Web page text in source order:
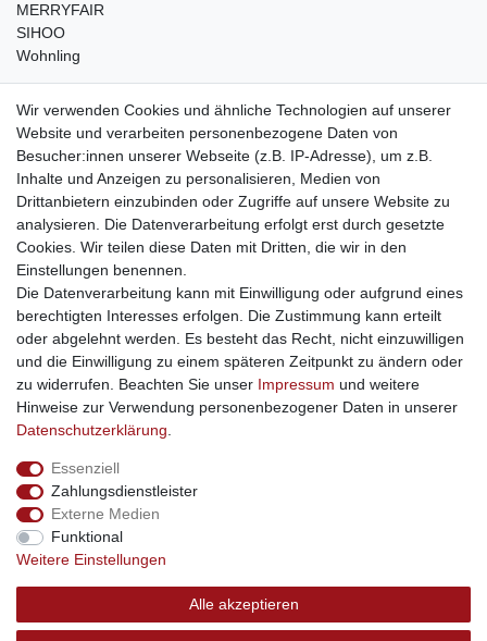
MERRYFAIR
SIHOO
Wohnling
weitere Shops
traumlampen- Lampen und Kronleuchter
kinderwagencenter- Exklusive und günstige Kinderwagen
gastrogeraete24- alles für Gastronomie und Imbiss
soziale Medien
Facebook
sicher einkaufen
Sichere Bestellung und Zahlung via SSL Verschlüsselung
Wir verwenden Cookies und ähnliche Technologien auf unserer
Website und verarbeiten personenbezogene Daten von
Besucher:innen unserer Webseite (z.B. IP-Adresse), um z.B.
Inhalte und Anzeigen zu personalisieren, Medien von
Drittanbietern einzubinden oder Zugriffe auf unsere Website zu
analysieren. Die Datenverarbeitung erfolgt erst durch gesetzte
Cookies. Wir teilen diese Daten mit Dritten, die wir in den
Einstellungen benennen.
Die Datenverarbeitung kann mit Einwilligung oder aufgrund eines
berechtigten Interesses erfolgen. Die Zustimmung kann erteilt
oder abgelehnt werden. Es besteht das Recht, nicht einzuwilligen
und die Einwilligung zu einem späteren Zeitpunkt zu ändern oder
zu widerrufen. Beachten Sie unser Impressum und weitere
Hinweise zur Verwendung personenbezogener Daten in unserer
Daten­schutz­erklärung
Essenziell
Zahlungsdienstleister
Externe Medien
Funktional
Weitere Einstellungen
Alle akzeptieren
Widerrufs­recht Widerrufs­formular
Daten­schutz­erklärung
© Copyright 2026 | swisshandel24.ch | Firmensitz: 8598